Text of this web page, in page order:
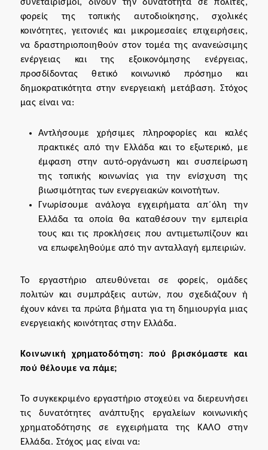
συνεταιρισμοί, δίνουν την δυνατότητα σε πολίτες,
φορείς της τοπικής αυτοδιοίκησης, σχολικές
κοινότητες, γειτονιές και μικρομεσαίες επιχειρήσεις,
να δραστηριοποιηθούν στον τομέα της ανανεώσιμης
ενέργειας και της εξοικονόμησης ενέργειας,
προσδίδοντας θετικό κοινωνικό πρόσημο και
δημοκρατικότητα στην ενεργειακή μετάβαση. Στόχος
μας είναι να:
Αντλήσουμε χρήσιμες πληροφορίες και καλές
πρακτικές από την Ελλάδα και το εξωτερικό, με
έμφαση στην αυτό-οργάνωση και συσπείρωση
της τοπικής κοινωνίας για την ενίσχυση της
βιωσιμότητας των ενεργειακών κοινοτήτων.
Γνωρίσουμε ανάλογα εγχειρήματα απ΄όλη την
Ελλάδα τα οποία θα καταθέσουν την εμπειρία
τους και τις προκλήσεις που αντιμετωπίζουν και
να επωφεληθούμε από την ανταλλαγή εμπειριών.
Το εργαστήριο απευθύνεται σε φορείς, ομάδες
πολιτών και συμπράξεις αυτών, που σχεδιάζουν ή
έχουν κάνει τα πρώτα βήματα για τη δημιουργία μιας
ενεργειακής κοινότητας στην Ελλάδα.
Κοινωνική χρηματοδότηση: πού βρισκόμαστε και
πού θέλουμε να πάμε;
Το συγκεκριμένο εργαστήριο στοχεύει να διερευνήσει
τις δυνατότητες ανάπτυξης εργαλείων κοινωνικής
χρηματοδότησης σε εγχειρήματα της ΚΑΛΟ στην
Ελλάδα. Στόχος μας είναι να: